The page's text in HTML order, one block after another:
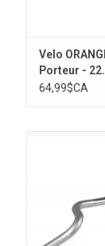
Velo
Porteur -
64,99$CA